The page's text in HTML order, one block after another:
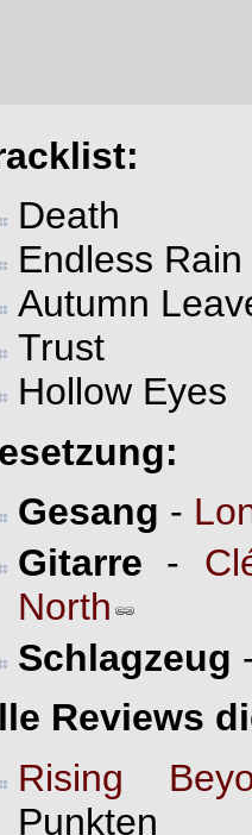
Death
Endless Rain
Autumn
Trust
Hollow Eyes
Gesang -
Gitarre -
North
Schlagzeug
Reviews
Rising
Punkten